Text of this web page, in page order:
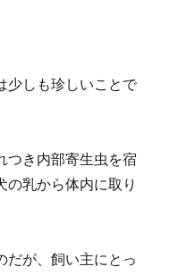
少しも珍しいことで
つき内部寄生虫を宿
の乳から体内に取り
だが、飼い主にとっ